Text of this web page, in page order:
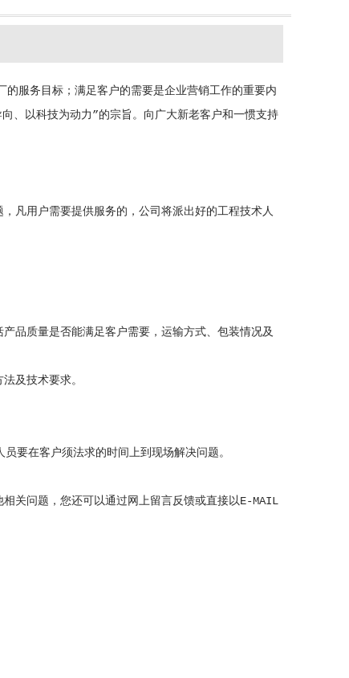
务目标；满足客户的需要是企业营销工作的重要内
以科技为动力”的宗旨。向广大新老客户和一惯支持
凡用户需要提供服务的，公司将派出好的工程技术人
品质量是否能满足客户需要，运输方式、包装情况及
及技术要求。
要在客户须法求的时间上到现场解决问题。
关问题，您还可以通过网上留言反馈或直接以E-MAIL